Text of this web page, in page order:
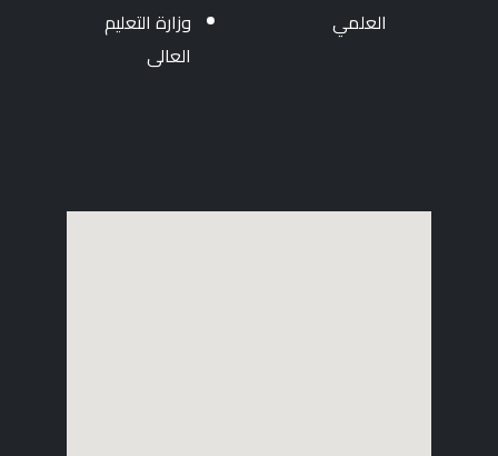
العلمي
وزارة التعليم
العالى